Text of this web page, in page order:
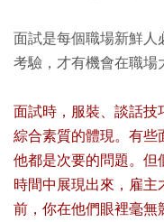
面試是每個職場新鮮人
考驗，才有機會在職場
面試時，服裝、談話技
綜合素質的體現。有些
他都是次要的問題。但
時間中展現出來，雇
前，你在他們眼裡毫無